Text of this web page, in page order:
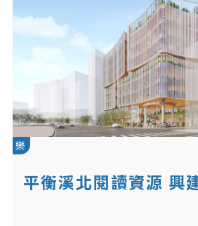
樂
平衡溪北閱讀資源 興